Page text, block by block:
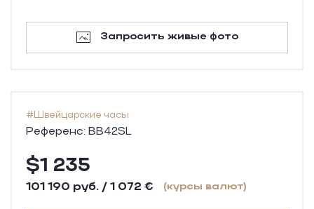
Запросить живые фото
#Швейцарские часы
Референс: BB42SL
$1 235
101 190 руб. / 1 072 € (курсы валют)